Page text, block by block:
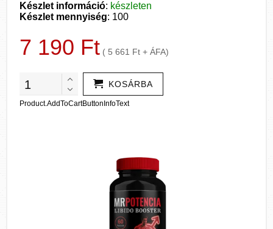
Készlet információ: készleten
Készlet mennyiség: 100
7 190 Ft ( 5 661 Ft + ÁFA)
KOSÁRBA
Product.AddToCartButtonInfoText